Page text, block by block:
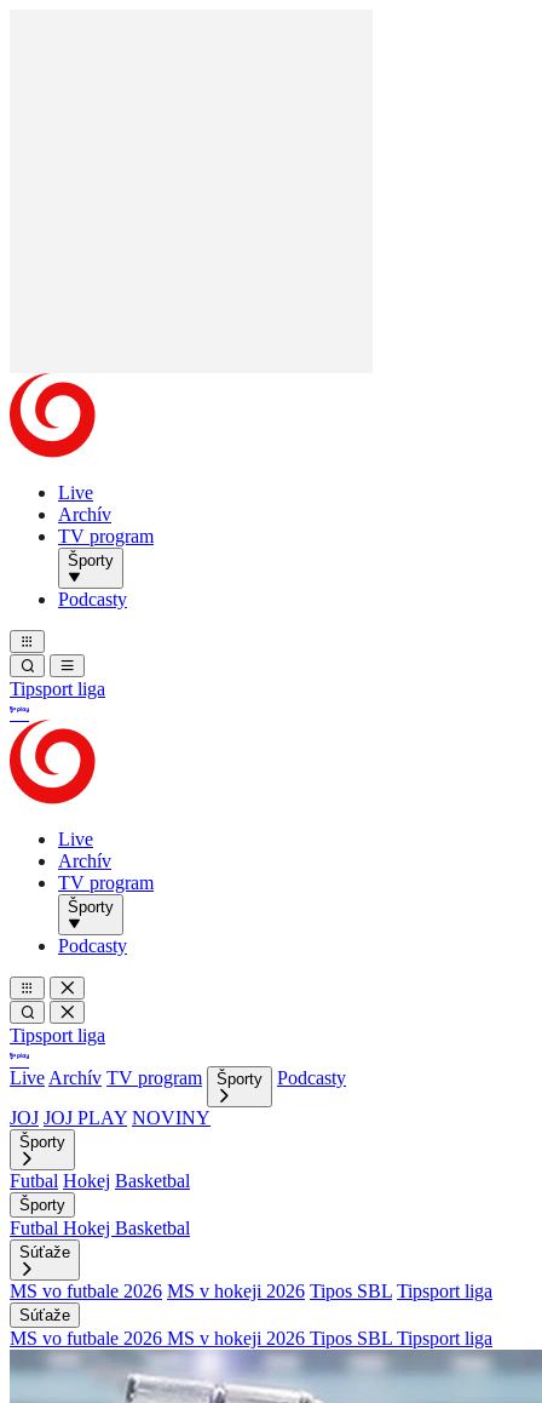
Live
Archív
TV program
Športy
Podcasty
Tipsport liga
Live
Archív
TV program
Športy
Podcasty
Tipsport liga
Live Archív TV program Športy
Podcasty
JOJ JOJ PLAY NOVINY
Športy
Futbal Hokej Basketbal
Športy
Futbal Hokej Basketbal
Súťaže
MS vo futbale 2026 MS v hokeji 2026 Tipos SBL Tipsport liga
Súťaže
MS vo futbale 2026 MS v hokeji 2026 Tipos SBL Tipsport liga